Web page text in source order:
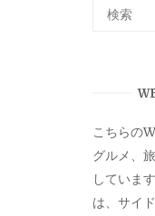
こちらの
グルメ、
していま
は、サイ